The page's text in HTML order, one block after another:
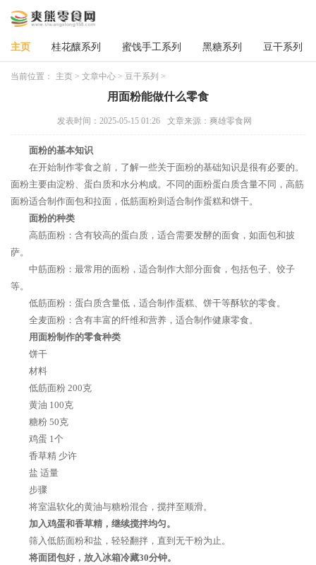
主页 桂花釀系列 蜜饯手工系列 黑糖系列 豆干系列
当前位置： 主页 > 文章中心 > 豆干系列 >
用面粉能做什么零食
发表时间：2025-05-15 01:26 文章来源：爽雄零食网
面粉的基本知识
在开始制作零食之前，了解一些关于面粉的基础知识是很有必要的。
面粉主要由淀粉、蛋白质和水分构成。不同的面粉蛋白质含量不同，高筋
面粉适合制作面包和拉面，低筋面粉则适合制作蛋糕和饼干。
面粉的种类
高筋面粉：含有较高的蛋白质，适合需要发酵的面食，如面包和披
萨。
中筋面粉：最常用的面粉，适合制作大部分面食，包括包子、饺子
等。
低筋面粉：蛋白质含量低，适合制作蛋糕、饼干等酥软的零食。
全麦面粉：含有丰富的纤维和营养，适合制作健康零食。
用面粉制作的零食种类
饼干
材料
低筋面粉 200克
黄油 100克
糖粉 50克
鸡蛋 1个
香草精 少许
盐 适量
步骤
将室温软化的黄油与糖粉混合，搅拌至顺滑。
加入鸡蛋和香草精，继续搅拌均匀。
筛入低筋面粉和盐，轻轻翻拌，直到无干粉为止。
将面团包好，放入冰箱冷藏30分钟。